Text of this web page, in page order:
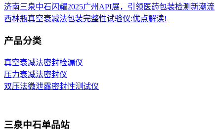
济南三泉中石闪耀2025广州API展，引领医药包装检测新潮流
西林瓶真空衰减法包装完整性试验仪:优点解读!
产品分类
真空衰减法密封检漏仪
压力衰减法密封仪
双压法微泄露密封性测试仪
三泉中石单品站